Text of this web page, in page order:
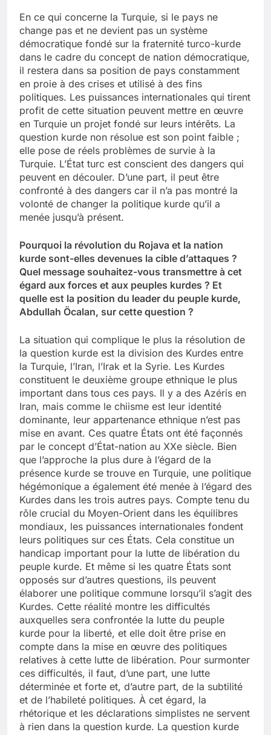
En ce qui concerne la Turquie, si le pays ne
change pas et ne devient pas un système
démocratique fondé sur la fraternité turco-kurde
dans le cadre du concept de nation démocratique,
il restera dans sa position de pays constamment
en proie à des crises et utilisé à des fins
politiques. Les puissances internationales qui tirent
profit de cette situation peuvent mettre en œuvre
en Turquie un projet fondé sur leurs intérêts. La
question kurde non résolue est son point faible ;
elle pose de réels problèmes de survie à la
Turquie. L’État turc est conscient des dangers qui
peuvent en découler. D’une part, il peut être
confronté à des dangers car il n’a pas montré la
volonté de changer la politique kurde qu’il a
menée jusqu’à présent.
Pourquoi la révolution du Rojava et la nation
kurde sont-elles devenues la cible d’attaques ?
Quel message souhaitez-vous transmettre à cet
égard aux forces et aux peuples kurdes ? Et
quelle est la position du leader du peuple kurde,
Abdullah Öcalan, sur cette question ?
La situation qui complique le plus la résolution de
la question kurde est la division des Kurdes entre
la Turquie, l’Iran, l’Irak et la Syrie. Les Kurdes
constituent le deuxième groupe ethnique le plus
important dans tous ces pays. Il y a des Azéris en
Iran, mais comme le chiisme est leur identité
dominante, leur appartenance ethnique n’est pas
mise en avant. Ces quatre États ont été façonnés
par le concept d’État-nation au XXe siècle. Bien
que l’approche la plus dure à l’égard de la
présence kurde se trouve en Turquie, une politique
hégémonique a également été menée à l’égard des
Kurdes dans les trois autres pays. Compte tenu du
rôle crucial du Moyen-Orient dans les équilibres
mondiaux, les puissances internationales fondent
leurs politiques sur ces États. Cela constitue un
handicap important pour la lutte de libération du
peuple kurde. Et même si les quatre États sont
opposés sur d’autres questions, ils peuvent
élaborer une politique commune lorsqu’il s’agit des
Kurdes. Cette réalité montre les difficultés
auxquelles sera confrontée la lutte du peuple
kurde pour la liberté, et elle doit être prise en
compte dans la mise en œuvre des politiques
relatives à cette lutte de libération. Pour surmonter
ces difficultés, il faut, d’une part, une lutte
déterminée et forte et, d’autre part, de la subtilité
et de l’habileté politiques. À cet égard, la
rhétorique et les déclarations simplistes ne servent
à rien dans la question kurde. La question kurde